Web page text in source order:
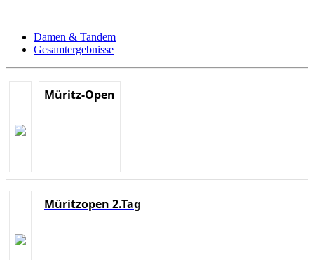
Damen & Tandem
Gesamtergebnisse
Müritz-Open
Müritzopen 2.Tag